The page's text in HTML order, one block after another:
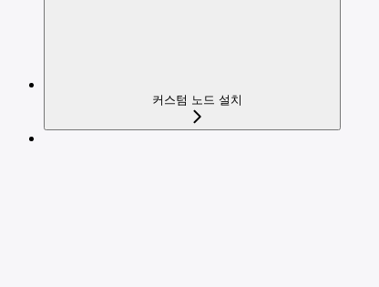
커스텀 노드 설치